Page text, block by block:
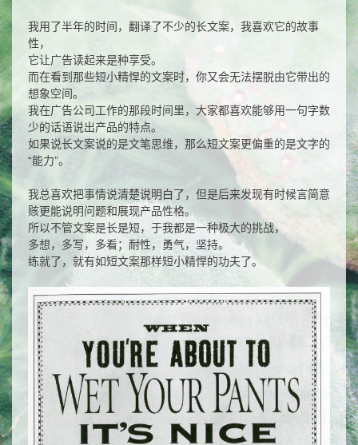
我用了半年的时间，翻译了不少的长文案，我喜欢它的故事
性，
它让广告读起来是种享受。
而在看到那些短小精悍的文案时，你又会无法摆脱由它带出的
想象空间。
我在广告公司工作的那段时间里，大家都喜欢能够用一句字数
少的话语说出产品的特点。
如果说长文案说的是文笔思维，那么短文案更偏重的是文字的
“能力”。
我总喜欢把事情说清楚说明白了，但是后来发现有时候言简意
赅更能说明问题和展现产品性格。
所以不管文案是长是短，于我都是一种极大的挑战，
多想，多写，多看；耐性，勇气，坚持。
练就了，就有如短文案那样短小精悍的功夫了。